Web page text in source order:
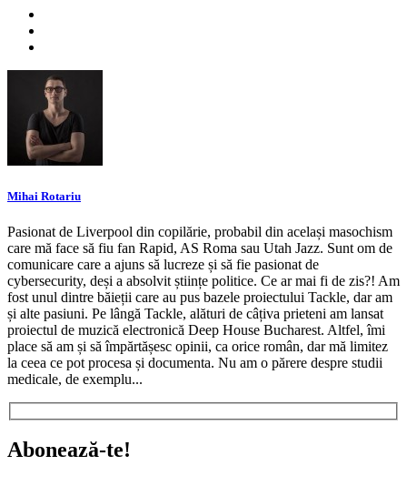
Mihai Rotariu
Pasionat de Liverpool din copilărie, probabil din același masochism
care mă face să fiu fan Rapid, AS Roma sau Utah Jazz. Sunt om de
comunicare care a ajuns să lucreze și să fie pasionat de
cybersecurity, deși a absolvit științe politice. Ce ar mai fi de zis?! Am
fost unul dintre băieții care au pus bazele proiectului Tackle, dar am
și alte pasiuni. Pe lângă Tackle, alături de câțiva prieteni am lansat
proiectul de muzică electronică Deep House Bucharest. Altfel, îmi
place să am și să împărtășesc opinii, ca orice român, dar mă limitez
la ceea ce pot procesa și documenta. Nu am o părere despre studii
medicale, de exemplu...
Abonează-te!